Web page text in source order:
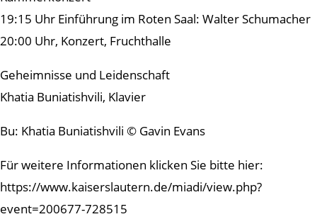
19:15 Uhr Einführung im Roten Saal: Walter Schumacher
20:00 Uhr, Konzert, Fruchthalle
Geheimnisse und Leidenschaft
Khatia Buniatishvili, Klavier
Bu: Khatia Buniatishvili © Gavin Evans
Für weitere Informationen klicken Sie bitte hier:
https://www.kaiserslautern.de/miadi/view.php?
event=200677-728515